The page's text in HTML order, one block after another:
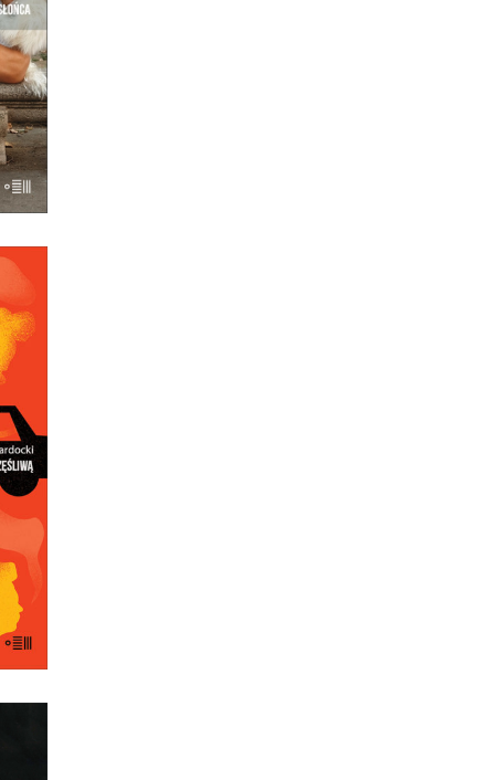
z
za
się